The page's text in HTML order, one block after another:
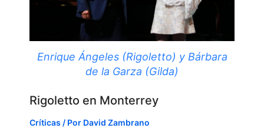
Enrique Ángeles (Rigoletto) y Bárbara
de la Garza (Gilda)
Rigoletto en Monterrey
Críticas / Por David Zambrano